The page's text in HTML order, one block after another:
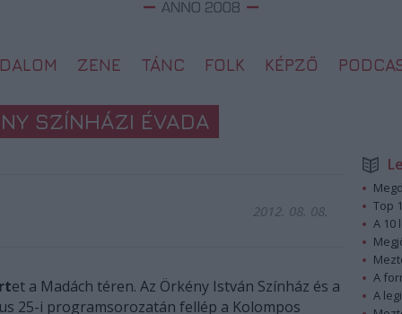
ZENE TÁNC FOLK KÉPZŐ
SZÍNHÁZI ÉVADA
2012. 08. 08.
et a Madách téren. Az Örkény István Színház és a
25-i programsorozatán fellép a Kolompos
Top
A 10
A
A